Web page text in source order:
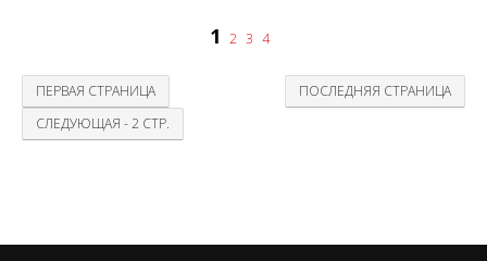
1 2 3 4
ПЕРВАЯ СТРАНИЦА
ПОСЛЕДНЯЯ СТРАНИЦА
СЛЕДУЮЩАЯ - 2 СТР.